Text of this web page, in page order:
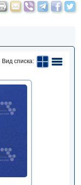
Вид списка: